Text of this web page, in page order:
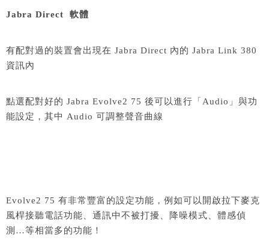
Jabra Direct 軟體
有配對過的裝置會出現在 Jabra Direct 內的 Jabra Link 380
資訊內
點選配對好的 Jabra Evolve2 75 後可以進行「Audio」與功
能設定，其中 Audio 可調整聲音曲線
Evolve2 75 有非常豐富的設定功能，例如可以開啟拉下麥克
風桿接聽電話功能、通訊中不被打擾、降噪模式、體感偵
測…等相當多的功能！